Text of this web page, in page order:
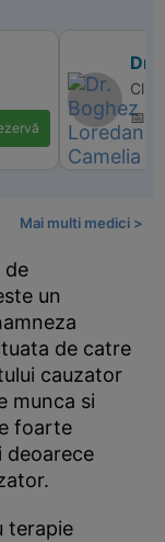
Dr.
📅
Mai multi medici >
de
un
de catre
cauzator
munca si
foarte
deoarece
terapie